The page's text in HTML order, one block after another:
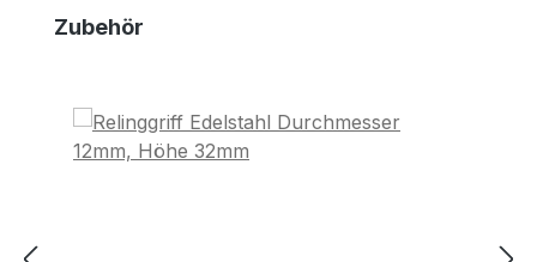
Produktgalerie überspringen
Zubehör